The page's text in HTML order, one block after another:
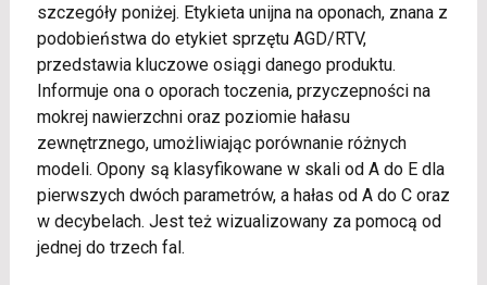
szczegóły poniżej. Etykieta unijna na oponach, znana z
podobieństwa do etykiet sprzętu AGD/RTV,
przedstawia kluczowe osiągi danego produktu.
Informuje ona o oporach toczenia, przyczepności na
mokrej nawierzchni oraz poziomie hałasu
zewnętrznego, umożliwiając porównanie różnych
modeli. Opony są klasyfikowane w skali od A do E dla
pierwszych dwóch parametrów, a hałas od A do C oraz
w decybelach. Jest też wizualizowany za pomocą od
jednej do trzech fal.